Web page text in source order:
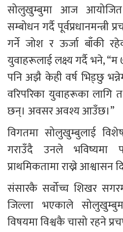
सोलुखुम्बुमा आज आयोजित
सम्बोधन गर्दै
गर्ने जोश र ऊर्जा बाँकी
युवाहरूलाई लक्ष्य गर्दै भने,
पनि अझै केही वर्ष भिड्छु
वरिपरिका युवाहरूका
छन्। अवसर अवश्य आउँछ।”
विगतमा सोलुखुम्बुलाई
गराउँदै उनले भविष्यमा
प्राथमिकतामा राख्ने आश्वासन
संसारकै सर्वोच्च शिखर
जिल्ला भएकाले
विषयमा विश्वकै चासो रहने